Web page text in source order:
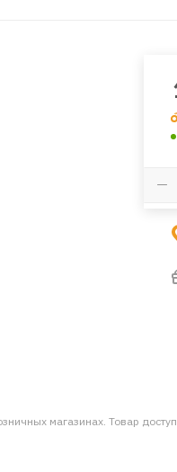
магазинах. Товар